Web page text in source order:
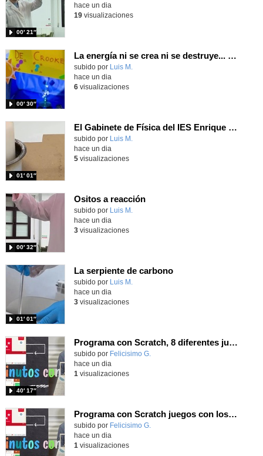
00′ 21″
hace un dia
19visualizaciones
La energía ni se crea ni se destruye... ¡se experimenta! El Tierno en la Feria Madrid es Ciencia 2026
Contenido educativo.
subido por Luis M.
00′ 30″
hace un dia
6visualizaciones
El Gabinete de Física del IES Enrique Tierno Galván de Parla (Curso 25-26)
Contenido educativo.
subido por Luis M.
01′ 01″
hace un dia
5visualizaciones
Ositos a reacción
Contenido educativo.
subido por Luis M.
00′ 32″
hace un dia
3visualizaciones
La serpiente de carbono
Contenido educativo.
subido por Luis M.
01′ 01″
hace un dia
3visualizaciones
Programa con Scratch, 8 diferentes juegos para vivir la emoción de los partidos de España en el mundial 2026
Contenido educativo.
subido por Felicisimo G.
40′ 17″
hace un dia
1 visualizaciones
Programa con Scratch juegos con los partidos del mundial 2026 ganados por España
Contenido educativo.
subido por Felicisimo G.
hace un dia
1 visualizaciones